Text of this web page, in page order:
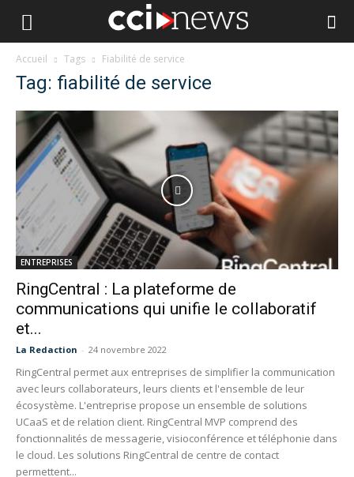
Accueil Tags Fiabilité de service
Tag: fiabilité de service
ENTREPRISES
RingCentral : La plateforme de
communications qui unifie le collaboratif
et...
La Redaction - 24 novembre 2022
RingCentral permet aux entreprises de simplifier la communication
avec leurs collaborateurs, leurs clients et l'ensemble de leur
écosystème. L'entreprise propose un ensemble de solutions
UCaaS et de relation client. RingCentral MVP comprend des
fonctionnalités de messagerie, visioconférence et téléphonie dans
le cloud. Les solutions RingCentral de centre de contact
permettent...